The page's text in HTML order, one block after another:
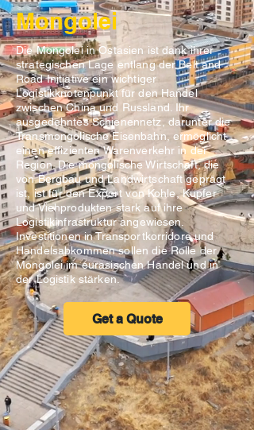
Mongolei
Die Mongolei in Ostasien ist dank ihrer
strategischen Lage entlang der Belt and
Road Initiative ein wichtiger
Logistikknotenpunkt für den Handel
zwischen China und Russland. Ihr
ausgedehntes Schienennetz, darunter die
Transmongolische Eisenbahn, ermöglicht
einen effizienten Warenverkehr in der
Region. Die mongolische Wirtschaft, die
von Bergbau und Landwirtschaft geprägt
ist, ist für den Export von Kohle, Kupfer
und Viehprodukten stark auf ihre
Logistikinfrastruktur angewiesen.
Investitionen in Transportkorridore und
Handelsabkommen sollen die Rolle der
Mongolei im eurasischen Handel und in
der Logistik stärken.
Get a Quote